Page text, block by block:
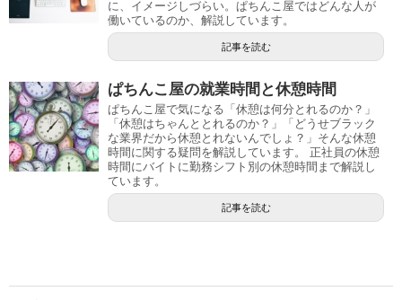
に、イメージしづらい。ぱちんこ屋ではどんな人が
働いているのか、解説しています。
記事を読む
ぱちんこ屋の就業時間と休憩時間
ぱちんこ屋で気になる「休憩は何分とれるのか？」
「休憩はちゃんととれるのか？」「どうせブラック
な業界だから休憩とれないんでしょ？」そんな休憩
時間に関する疑問を解説しています。 正社員の休憩
時間にバイトに勤務シフト別の休憩時間まで解説し
ています。
記事を読む